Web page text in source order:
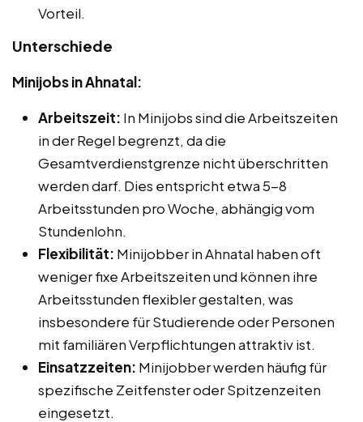
Vorteil.
Unterschiede
Minijobs in Ahnatal:
Arbeitszeit: In Minijobs sind die Arbeitszeiten
in der Regel begrenzt, da die
Gesamtverdienstgrenze nicht überschritten
werden darf. Dies entspricht etwa 5-8
Arbeitsstunden pro Woche, abhängig vom
Stundenlohn.
Flexibilität: Minijobber in Ahnatal haben oft
weniger fixe Arbeitszeiten und können ihre
Arbeitsstunden flexibler gestalten, was
insbesondere für Studierende oder Personen
mit familiären Verpflichtungen attraktiv ist.
Einsatzzeiten: Minijobber werden häufig für
spezifische Zeitfenster oder Spitzenzeiten
eingesetzt.